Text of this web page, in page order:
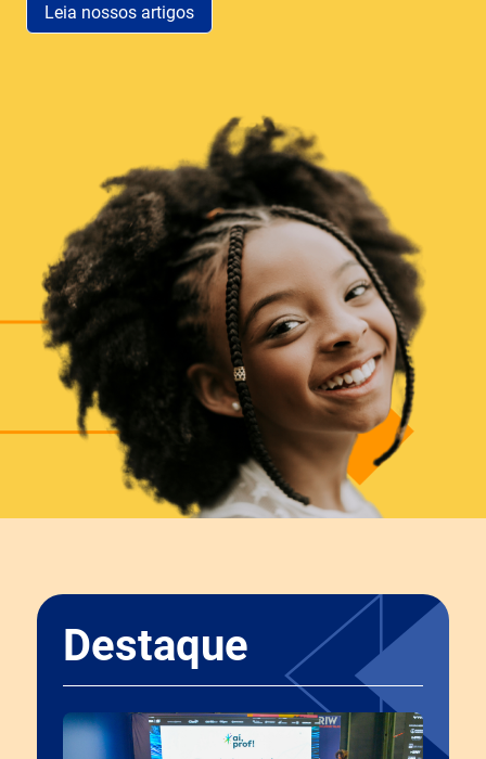
Leia nossos artigos
Destaque